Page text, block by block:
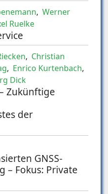
, Werner
Ruelke
, Christian
, Enrico Kurtenbach,
Dick
Zukünftige
der
GNSS-
– Fokus: Private